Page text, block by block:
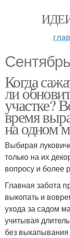
Когда
ли
участке?
время
на одном
Выбирая
только на их
вопросу и более
Главная забота
выкопать и
ухода за садом
учитывая
без выкапывания